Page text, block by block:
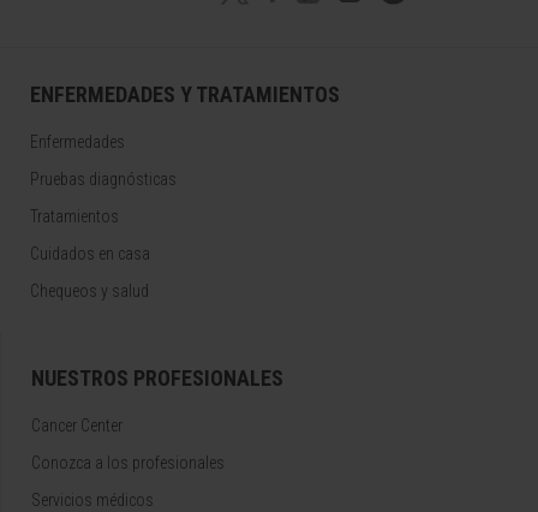
ENFERMEDADES Y TRATAMIENTOS
Enfermedades
Pruebas diagnósticas
Tratamientos
Cuidados en casa
Chequeos y salud
NUESTROS PROFESIONALES
Cancer Center
Conozca a los profesionales
Servicios médicos